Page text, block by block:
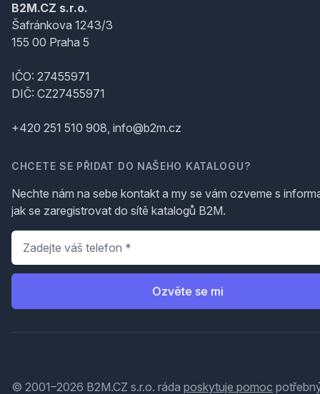
B2M.CZ s.r.o.
Šafránkova 1243/3
155 00 Praha 5
IČO: 27455971
DIČ: CZ27455971
+420 251 510 908, info@b2m.cz
CHCETE SE PŘIDAT DO NAŠEHO KATALOGU?
Nechte nám na sebe kontakt a my se vám ozveme s
jak se zaregistrovat do sítě katalogů B2M.
Telefon
Ozvěte se mi
© 2001–2026 B2M.CZ s.r.o. ráda poskytuje pomoc